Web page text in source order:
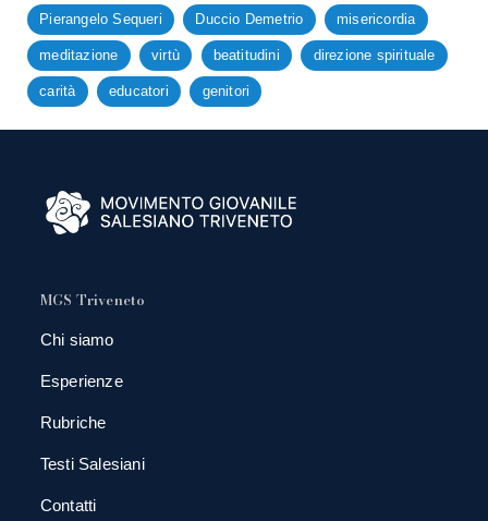
Pierangelo Sequeri Duccio Demetrio misericordia
meditazione virtù beatitudini direzione spirituale
carità educatori genitori
MGS Triveneto
Chi siamo
Esperienze
Rubriche
Testi Salesiani
Contatti